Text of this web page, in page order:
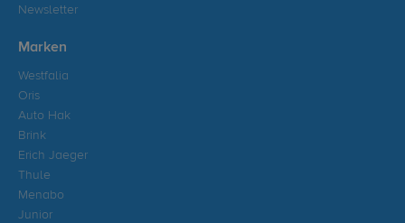
Newsletter
Marken
Westfalia
Oris
Auto Hak
Brink
Erich Jaeger
Thule
Menabo
Junior